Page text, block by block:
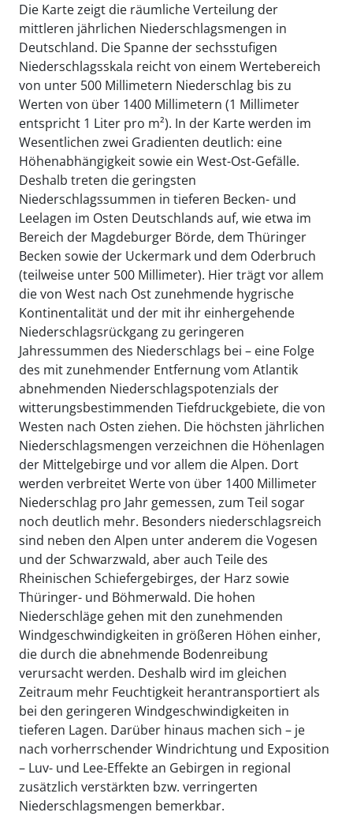
Die Karte zeigt die räumliche Verteilung der
mittleren jährlichen Niederschlagsmengen in
Deutschland. Die Spanne der sechsstufigen
Niederschlagsskala reicht von einem Wertebereich
von unter 500 Millimetern Niederschlag bis zu
Werten von über 1400 Millimetern (1 Millimeter
entspricht 1 Liter pro m²). In der Karte werden im
Wesentlichen zwei Gradienten deutlich: eine
Höhenabhängigkeit sowie ein West-Ost-Gefälle.
Deshalb treten die geringsten
Niederschlagssummen in tieferen Becken- und
Leelagen im Osten Deutschlands auf, wie etwa im
Bereich der Magdeburger Börde, dem Thüringer
Becken sowie der Uckermark und dem Oderbruch
(teilweise unter 500 Millimeter). Hier trägt vor allem
die von West nach Ost zunehmende hygrische
Kontinentalität und der mit ihr einhergehende
Niederschlagsrückgang zu geringeren
Jahressummen des Niederschlags bei – eine Folge
des mit zunehmender Entfernung vom Atlantik
abnehmenden Niederschlagspotenzials der
witterungsbestimmenden Tiefdruckgebiete, die von
Westen nach Osten ziehen. Die höchsten jährlichen
Niederschlagsmengen verzeichnen die Höhenlagen
der Mittelgebirge und vor allem die Alpen. Dort
werden verbreitet Werte von über 1400 Millimeter
Niederschlag pro Jahr gemessen, zum Teil sogar
noch deutlich mehr. Besonders niederschlagsreich
sind neben den Alpen unter anderem die Vogesen
und der Schwarzwald, aber auch Teile des
Rheinischen Schiefergebirges, der Harz sowie
Thüringer- und Böhmerwald. Die hohen
Niederschläge gehen mit den zunehmenden
Windgeschwindigkeiten in größeren Höhen einher,
die durch die abnehmende Bodenreibung
verursacht werden. Deshalb wird im gleichen
Zeitraum mehr Feuchtigkeit herantransportiert als
bei den geringeren Windgeschwindigkeiten in
tieferen Lagen. Darüber hinaus machen sich – je
nach vorherrschender Windrichtung und Exposition
– Luv- und Lee-Effekte an Gebirgen in regional
zusätzlich verstärkten bzw. verringerten
Niederschlagsmengen bemerkbar.